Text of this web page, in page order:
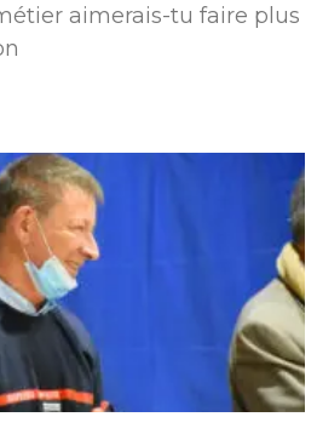
aimerais-tu faire plus